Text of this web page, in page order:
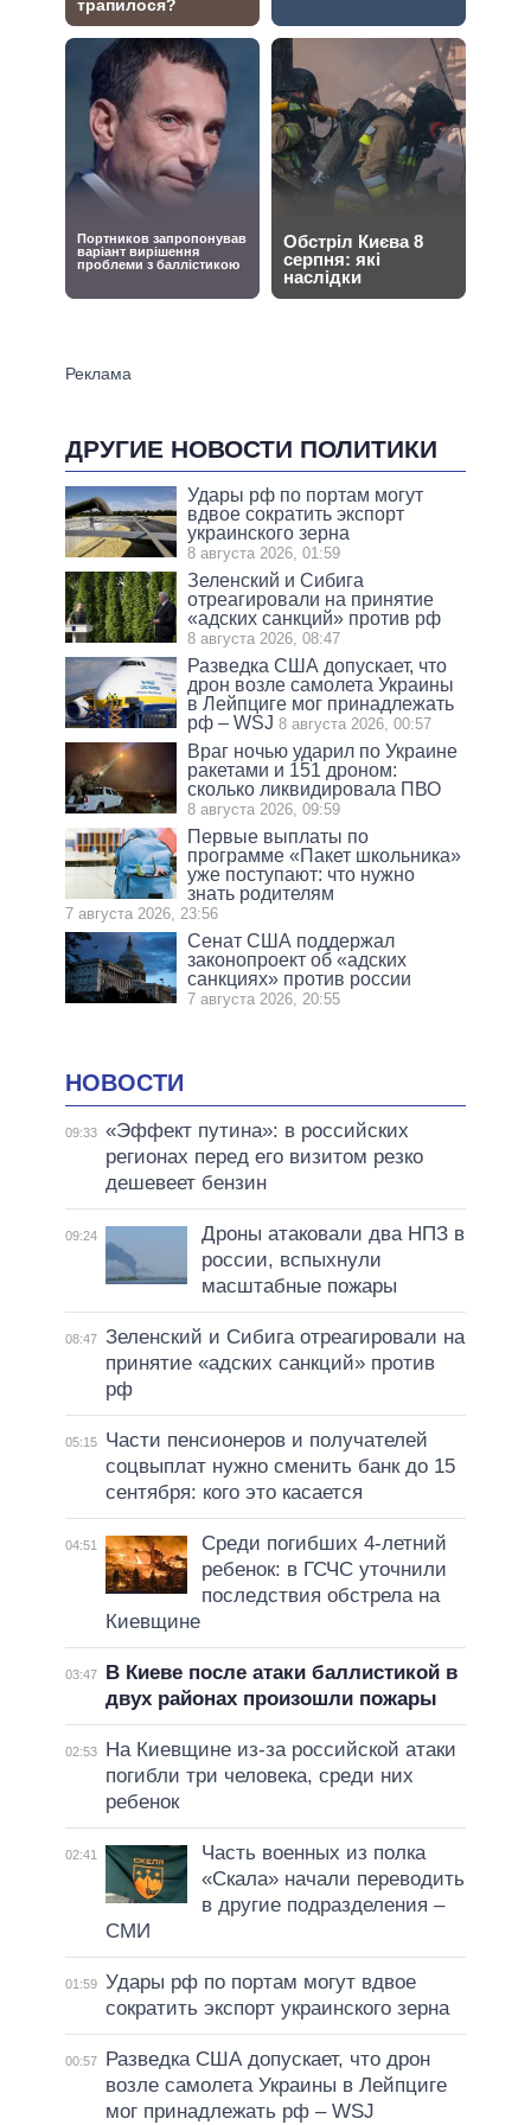
ДРУГИЕ НОВОСТИ ПОЛИТИКИ
Удары рф по портам могут
вдвое сократить экспорт
украинского зерна
8 августа 2026, 01:59
Зеленский и Сибига
отреагировали на принятие
«адских санкций» против рф
8 августа 2026, 08:47
Разведка США допускает, что
дрон возле самолета Украины
в Лейпциге мог принадлежать
рф – WSJ 8 августа 2026, 00:57
Враг ночью ударил по Украине
ракетами и 151 дроном:
сколько ликвидировала ПВО
8 августа 2026, 09:59
Первые выплаты по
программе «Пакет школьника»
уже поступают: что нужно
знать родителям
7 августа 2026, 23:56
Сенат США поддержал
законопроект об «адских
санкциях» против россии
7 августа 2026, 20:55
НОВОСТИ
09:33 «Эффект путина»: в российских
регионах перед его визитом резко
дешевеет бензин
09:24
Дроны атаковали два НПЗ в
россии, вспыхнули
масштабные пожары
08:47 Зеленский и Сибига отреагировали на
принятие «адских санкций» против
рф
05:15
Части пенсионеров и получателей
соцвыплат нужно сменить банк до 15
сентября: кого это касается
04:51
Среди погибших 4-летний
ребенок: в ГСЧС уточнили
последствия обстрела на
Киевщине
03:47
В Киеве после атаки баллистикой в
двух районах произошли пожары
02:53
На Киевщине из-за российской атаки
погибли три человека, среди них
ребенок
02:41
Часть военных из полка
«Скала» начали переводить
в другие подразделения –
СМИ
01:59 Удары рф по портам могут вдвое
сократить экспорт украинского зерна
00:57
Разведка США допускает, что дрон
возле самолета Украины в Лейпциге
мог принадлежать рф – WSJ